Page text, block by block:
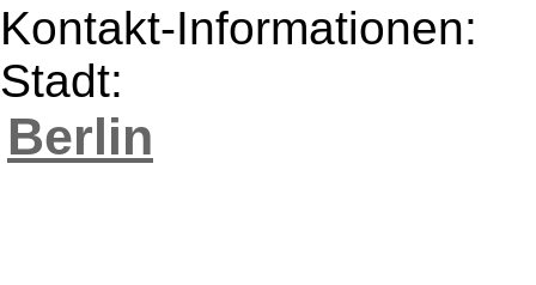
Kontakt-Informationen:
Stadt:
Berlin